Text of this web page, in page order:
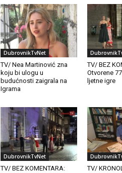
DubrovnikTvNet
TV/ Nea Martinović zna
koju bi ulogu u
budućnosti zaigrala na
Igrama
TV/ BEZ
Otvorene
ljetne igre
DubrovnikTvNet
TV/ BEZ KOMENTARA:
TV/